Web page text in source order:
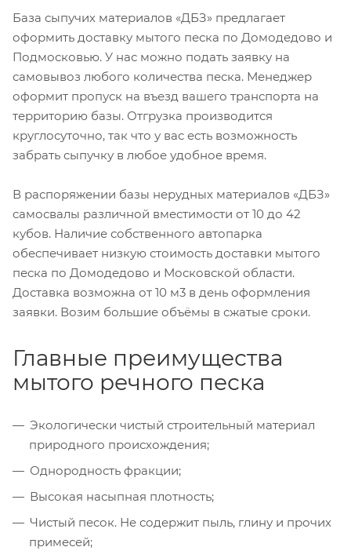
База сыпучих материалов «ДБЗ» предлагает
оформить доставку мытого песка по Домодедово и
Подмосковью. У нас можно подать заявку на
самовывоз любого количества песка. Менеджер
оформит пропуск на въезд вашего транспорта на
территорию базы. Отгрузка производится
круглосуточно, так что у вас есть возможность
забрать сыпучку в любое удобное время.
В распоряжении базы нерудных материалов «ДБЗ»
самосвалы различной вместимости от 10 до 42
кубов. Наличие собственного автопарка
обеспечивает низкую стоимость доставки мытого
песка по Домодедово и Московской области.
Доставка возможна от 10 м3 в день оформления
заявки. Возим большие объёмы в сжатые сроки.
Главные преимущества
мытого речного песка
Экологически чистый строительный материал
природного происхождения;
Однородность фракции;
Высокая насыпная плотность;
Чистый песок. Не содержит пыль, глину и прочих
примесей;